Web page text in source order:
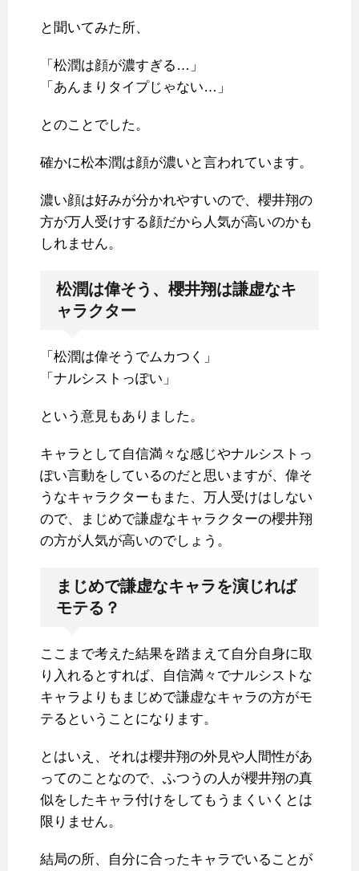
と聞いてみた所、
「松潤は顔が濃すぎる…」
「あんまりタイプじゃない…」
とのことでした。
確かに松本潤は顔が濃いと言われています。
濃い顔は好みが分かれやすいので、櫻井翔の
方が万人受けする顔だから人気が高いのかも
しれません。
松潤は偉そう、櫻井翔は謙虚なキ
ャラクター
「松潤は偉そうでムカつく」
「ナルシストっぽい」
という意見もありました。
キャラとして自信満々な感じやナルシストっ
ぽい言動をしているのだと思いますが、偉そ
うなキャラクターもまた、万人受けはしない
ので、まじめで謙虚なキャラクターの櫻井翔
の方が人気が高いのでしょう。
まじめで謙虚なキャラを演じれば
モテる？
ここまで考えた結果を踏まえて自分自身に取
り入れるとすれば、自信満々でナルシストな
キャラよりもまじめで謙虚なキャラの方がモ
テるということになります。
とはいえ、それは櫻井翔の外見や人間性があ
ってのことなので、ふつうの人が櫻井翔の真
似をしたキャラ付けをしてもうまくいくとは
限りません。
結局の所、自分に合ったキャラでいることが